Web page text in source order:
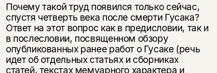
Почему такой труд появился только сейчас,
спустя четверть века после смерти Гусака?
Ответ на этот вопрос как в предисловии, так и
в послесловии, посвященном обзору
опубликованных ранее работ о Гусаке (речь
идет об отдельных статьях и сборниках
статей, текстах мемуарного характера и